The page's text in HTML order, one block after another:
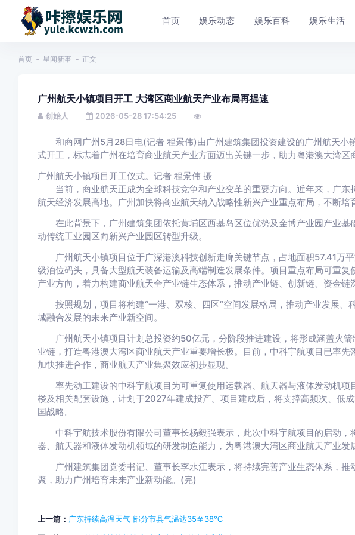
首页 娱乐动态 娱乐百科 娱乐生活
首页 星闻新事 正文
广州航天小镇项目开工 大湾区商业航天产业布局再提速
创始人 2026-05-28 17:54:25
和商网广州5月28日电(记者 程景伟)由广州建筑集团投资建设的广州航天小
式开工，标志着广州在培育商业航天产业方面迈出关键一步，助力粤港澳大湾区
广州航天小镇项目开工仪式。记者 程景伟 摄
当前，商业航天正成为全球科技竞争和产业变革的重要方向。近年来，广东
航天经济发展高地。广州加快将商业航天纳入战略性新兴产业重点布局，不断培
在此背景下，广州建筑集团依托黄埔区西基岛区位优势及金博产业园产业基
动传统工业园区向新兴产业园区转型升级。
广州航天小镇项目位于广深港澳科技创新走廊关键节点，占地面积57.41万
级泊位码头，具备大型航天装备运输及高端制造发展条件。项目重点布局可重
产业方向，着力构建商业航天全产业链生态体系，推动产业链、创新链、资金链
按照规划，项目将构建“一港、双核、四区”空间发展格局，推动产业发展、
城融合发展的未来产业新空间。
广州航天小镇项目计划总投资约50亿元，分阶段推进建设，将形成涵盖火箭
业链，打造粤港澳大湾区商业航天产业重要增长极。目前，中科宇航项目已率
加快推进合作，商业航天产业集聚效应初步显现。
率先动工建设的中科宇航项目为可重复使用运载器、航天器与液体发动机项
楼及相关配套设施，计划于2027年建成投产。项目建成后，将支撑高频次、低
国战略。
中科宇航技术股份有限公司董事长杨毅强表示，此次中科宇航项目的启动，
器、航天器和液体发动机领域的研发制造能力，为粤港澳大湾区商业航天产业发
广州建筑集团党委书记、董事长李水江表示，将持续完善产业生态体系，推
聚，助力广州培育未来产业新动能。(完)
上一篇： 广东持续高温天气 部分市县气温达35至38℃